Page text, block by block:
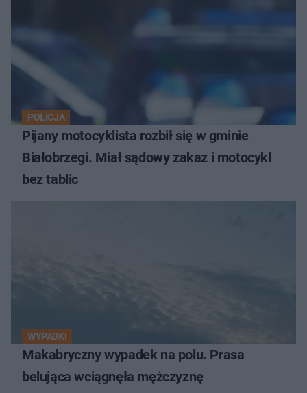
POLICJA
Pijany motocyklista rozbił się w gminie
Białobrzegi. Miał sądowy zakaz i motocykl
bez tablic
WYPADKI
Makabryczny wypadek na polu. Prasa
belująca wciągnęła mężczyznę